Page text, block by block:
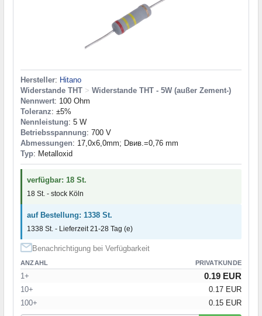
Hersteller: Hitano
Widerstande THT > Widerstande THT - 5W (außer Zement-)
Nennwert: 100 Ohm
Toleranz: ±5%
Nennleistung: 5 W
Betriebsspannung: 700 V
Abmessungen: 17,0x6,0mm; Dвив.=0,76 mm
Typ: Metalloxid
verfügbar: 18 St.
18 St. - stock Köln
auf Bestellung: 1338 St.
1338 St. - Lieferzeit 21-28 Tag (e)
Benachrichtigung bei Verfügbarkeit
ANZAHL PRIVATKUNDE
1+ 0.19 EUR
10+
0.17 EUR
100+
0.15 EUR